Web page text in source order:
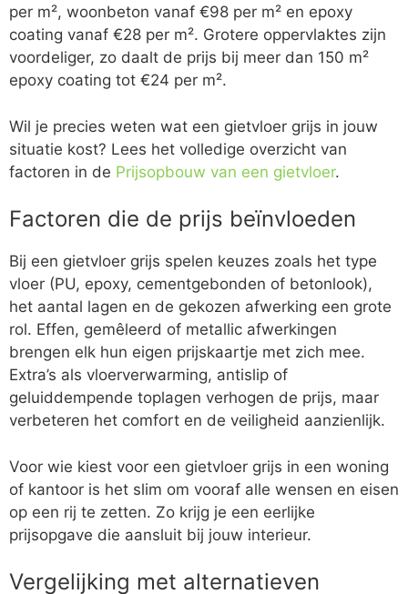
per m², woonbeton vanaf €98 per m² en epoxy
coating vanaf €28 per m². Grotere oppervlaktes zijn
voordeliger, zo daalt de prijs bij meer dan 150 m²
epoxy coating tot €24 per m².
Wil je precies weten wat een gietvloer grijs in jouw
situatie kost? Lees het volledige overzicht van
factoren in de Prijsopbouw van een gietvloer.
Factoren die de prijs beïnvloeden
Bij een gietvloer grijs spelen keuzes zoals het type
vloer (PU, epoxy, cementgebonden of betonlook),
het aantal lagen en de gekozen afwerking een grote
rol. Effen, gemêleerd of metallic afwerkingen
brengen elk hun eigen prijskaartje met zich mee.
Extra’s als vloerverwarming, antislip of
geluiddempende toplagen verhogen de prijs, maar
verbeteren het comfort en de veiligheid aanzienlijk.
Voor wie kiest voor een gietvloer grijs in een woning
of kantoor is het slim om vooraf alle wensen en eisen
op een rij te zetten. Zo krijg je een eerlijke
prijsopgave die aansluit bij jouw interieur.
Vergelijking met alternatieven